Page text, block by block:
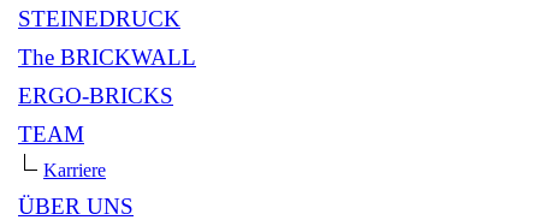
STEINEDRUCK
The BRICKWALL
ERGO-BRICKS
TEAM
Karriere
ÜBER UNS